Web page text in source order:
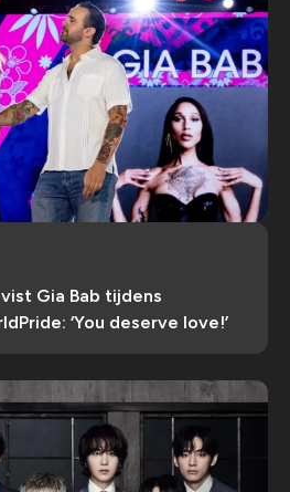
Gia Bab tijdens
‘You deserve love!’